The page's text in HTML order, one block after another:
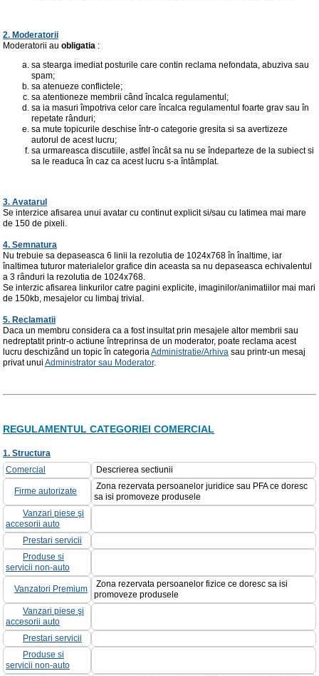
2. Moderatorii
Moderatorii au obligatia :
sa stearga imediat posturile care contin reclama nefondata, abuziva sau
spam;
sa atenueze conflictele;
sa atentioneze membrii când încalca regulamentul;
sa ia masuri împotriva celor care încalca regulamentul foarte grav sau în
repetate rânduri;
sa mute topicurile deschise într-o categorie gresita si sa avertizeze
autorul de acest lucru;
sa urmareasca discutiile, astfel încât sa nu se îndeparteze de la subiect si
sa le readuca în caz ca acest lucru s-a întâmplat.
3. Avatarul
Se interzice afisarea unui avatar cu continut explicit si/sau cu latimea mai mare
de 150 de pixeli.
4. Semnatura
Nu trebuie sa depaseasca 6 linii la rezolutia de 1024x768 în înaltime, iar
înaltimea tuturor materialelor grafice din aceasta sa nu depaseasca echivalentul
a 3 rânduri la rezolutia de 1024x768.
Se interzic afisarea linkurilor catre pagini explicite, imaginilor/animatiilor mai mari
de 150kb, mesajelor cu limbaj trivial.
5. Reclamatii
Daca un membru considera ca a fost insultat prin mesajele altor membrii sau
nedreptatit printr-o actiune întreprinsa de un moderator, poate reclama acest
lucru deschizând un topic în categoriaAdministratie/Arhiva sau printr-un mesaj
privat unui Administrator sau Moderator.
REGULAMENTUL CATEGORIEI COMERCIAL
1. Structura
Comercial
Descrierea sectiunii
Firme autorizate
Zona rezervata persoanelor juridice sau PFA ce doresc
sa isi promoveze produsele
Vanzari piese şi
accesorii auto
Prestari servicii
Produse si
servicii non-auto
Vanzatori Premium
Zona rezervata persoanelor fizice ce doresc sa isi
promoveze produsele
Vanzari piese şi
accesorii auto
Prestari servicii
Produse si
servicii non-auto